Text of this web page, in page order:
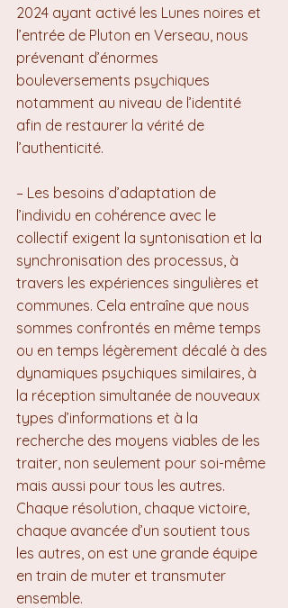
2024 ayant activé les Lunes noires et
l’entrée de Pluton en Verseau, nous
prévenant d’énormes
bouleversements psychiques
notamment au niveau de l’identité
afin de restaurer la vérité de
l’authenticité.
– Les besoins d’adaptation de
l’individu en cohérence avec le
collectif exigent la syntonisation et la
synchronisation des processus, à
travers les expériences singulières et
communes. Cela entraîne que nous
sommes confrontés en même temps
ou en temps légèrement décalé à des
dynamiques psychiques similaires, à
la réception simultanée de nouveaux
types d’informations et à la
recherche des moyens viables de les
traiter, non seulement pour soi-même
mais aussi pour tous les autres.
Chaque résolution, chaque victoire,
chaque avancée d’un soutient tous
les autres, on est une grande équipe
en train de muter et transmuter
ensemble.